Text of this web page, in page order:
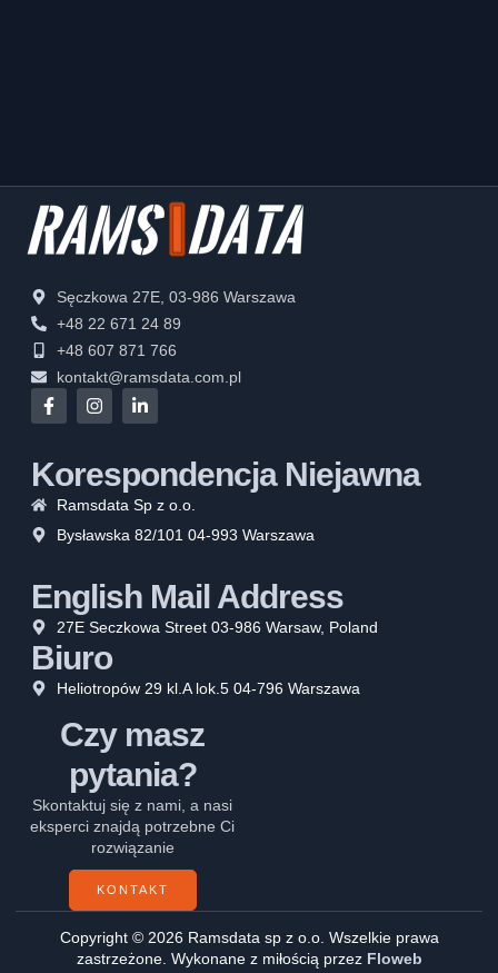
Sęczkowa 27E, 03-986 Warszawa
+48 22 671 24 89
+48 607 871 766
kontakt@ramsdata.com.pl
Korespondencja Niejawna
Ramsdata Sp z o.o.
Bysławska 82/101 04-993 Warszawa
English Mail Address
27E Seczkowa Street 03-986 Warsaw, Poland
Biuro
Heliotropów 29 kl.A lok.5 04-796 Warszawa
Czy masz
pytania?
Skontaktuj się z nami, a nasi
eksperci znajdą potrzebne Ci
rozwiązanie
KONTAKT
Copyright © 2026 Ramsdata sp z o.o. Wszelkie prawa
zastrzeżone. Wykonane z miłością przez Floweb